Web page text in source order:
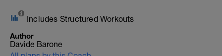
Includes Structured Workouts
Author
Davide Barone